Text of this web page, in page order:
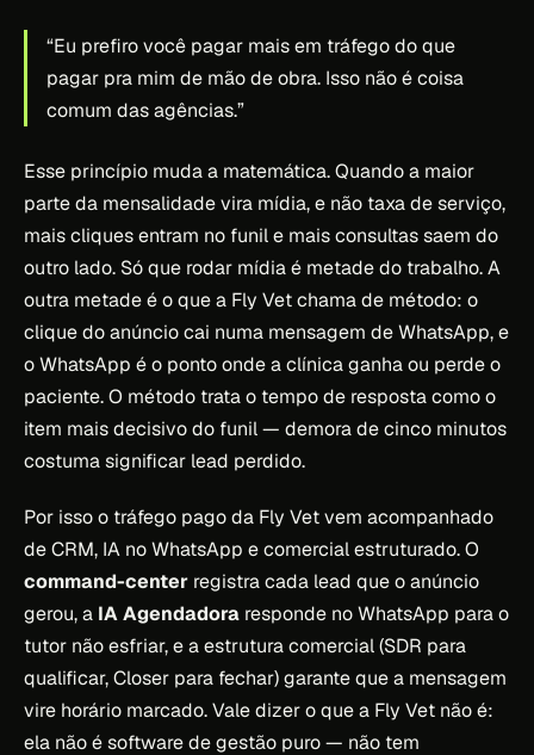
“Eu prefiro você pagar mais em tráfego do que
pagar pra mim de mão de obra. Isso não é coisa
comum das agências.”
Esse princípio muda a matemática. Quando a maior
parte da mensalidade vira mídia, e não taxa de serviço,
mais cliques entram no funil e mais consultas saem do
outro lado. Só que rodar mídia é metade do trabalho. A
outra metade é o que a Fly Vet chama de método: o
clique do anúncio cai numa mensagem de WhatsApp, e
o WhatsApp é o ponto onde a clínica ganha ou perde o
paciente. O método trata o tempo de resposta como o
item mais decisivo do funil — demora de cinco minutos
costuma significar lead perdido.
Por isso o tráfego pago da Fly Vet vem acompanhado
de CRM, IA no WhatsApp e comercial estruturado. O
command-center registra cada lead que o anúncio
gerou, a IA Agendadora responde no WhatsApp para o
tutor não esfriar, e a estrutura comercial (SDR para
qualificar, Closer para fechar) garante que a mensagem
vire horário marcado. Vale dizer o que a Fly Vet não é:
ela não é software de gestão puro — não tem